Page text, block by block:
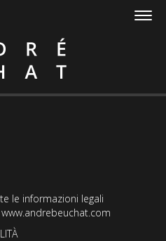
le informazioni legali